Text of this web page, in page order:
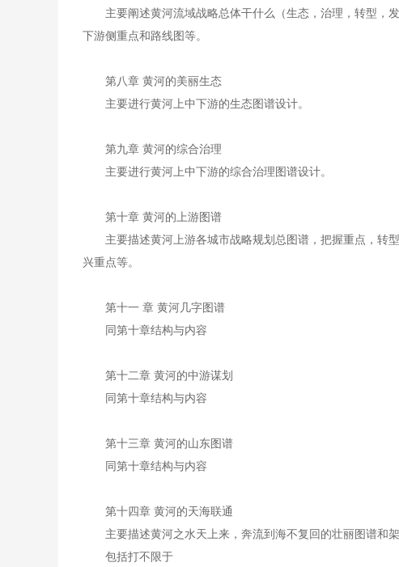
主要阐述黄河流域战略总体干什么（生态，治理，转型，
下游侧重点和路线图等。
第八章 黄河的美丽生态
主要进行黄河上中下游的生态图谱设计。
第九章 黄河的综合治理
主要进行黄河上中下游的综合治理图谱设计。
第十章 黄河的上游图谱
主要描述黄河上游各城市战略规划总图谱，把握重点，转
兴重点等。
第十一 章 黄河几字图谱
同第十章结构与内容
第十二章 黄河的中游谋划
同第十章结构与内容
第十三章 黄河的山东图谱
同第十章结构与内容
第十四章 黄河的天海联通
主要描述黄河之水天上来，奔流到海不复回的壮丽图谱和架
包括打不限于